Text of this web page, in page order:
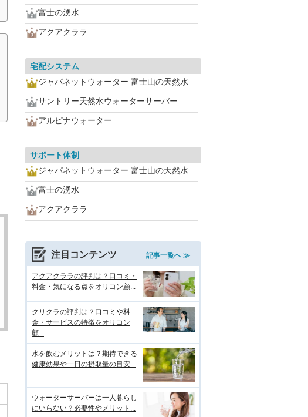
富士の湧水
アクアクララ
宅配システム
ジャパネットウォーター 富士山の天然水
サントリー天然水ウォーターサーバー
アルピナウォーター
サポート体制
ジャパネットウォーター 富士山の天然水
富士の湧水
アクアクララ
注目コンテンツ 記事一覧へ ≫
アクアクララの評判は？口コミ・
料金・気になる点をオリコン顧...
クリクラの評判は？口コミや料
金・サービスの特徴をオリコン
顧...
水を飲むメリットは？期待できる
健康効果や一日の摂取量の目安...
ウォーターサーバーは一人暮らし
にいらない？必要性やメリット...